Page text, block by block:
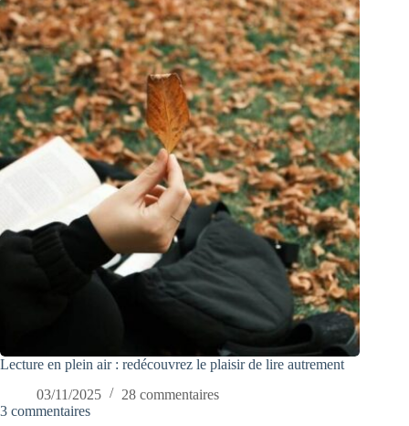
Lecture en plein air : redécouvrez le plaisir de lire autrement
03/11/2025
28 commentaires
3 commentaires